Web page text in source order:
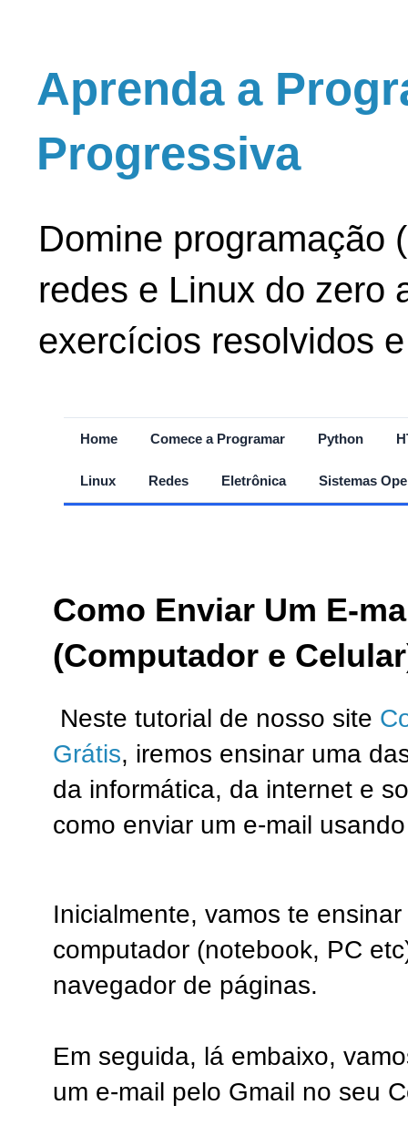
Aprenda a
Progressiva
Domine programação
redes e Linux do zero
exercícios resolvidos
Home Comece a Programar Python
Linux Redes Eletrônica Sistemas
Como Enviar Um E-
(Computador e
Neste tutorial de nosso site
Grátis, iremos ensinar uma
da informática, da internet e
como enviar um e-mail
Inicialmente, vamos te
computador (notebook, PC
navegador de páginas.
Em seguida, lá embaixo,
um e-mail pelo Gmail no seu